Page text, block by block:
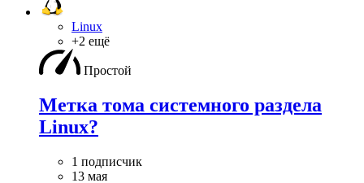
Linux
+2 ещё
Простой
Метка тома системного раздела
Linux?
1 подписчик
13 мая